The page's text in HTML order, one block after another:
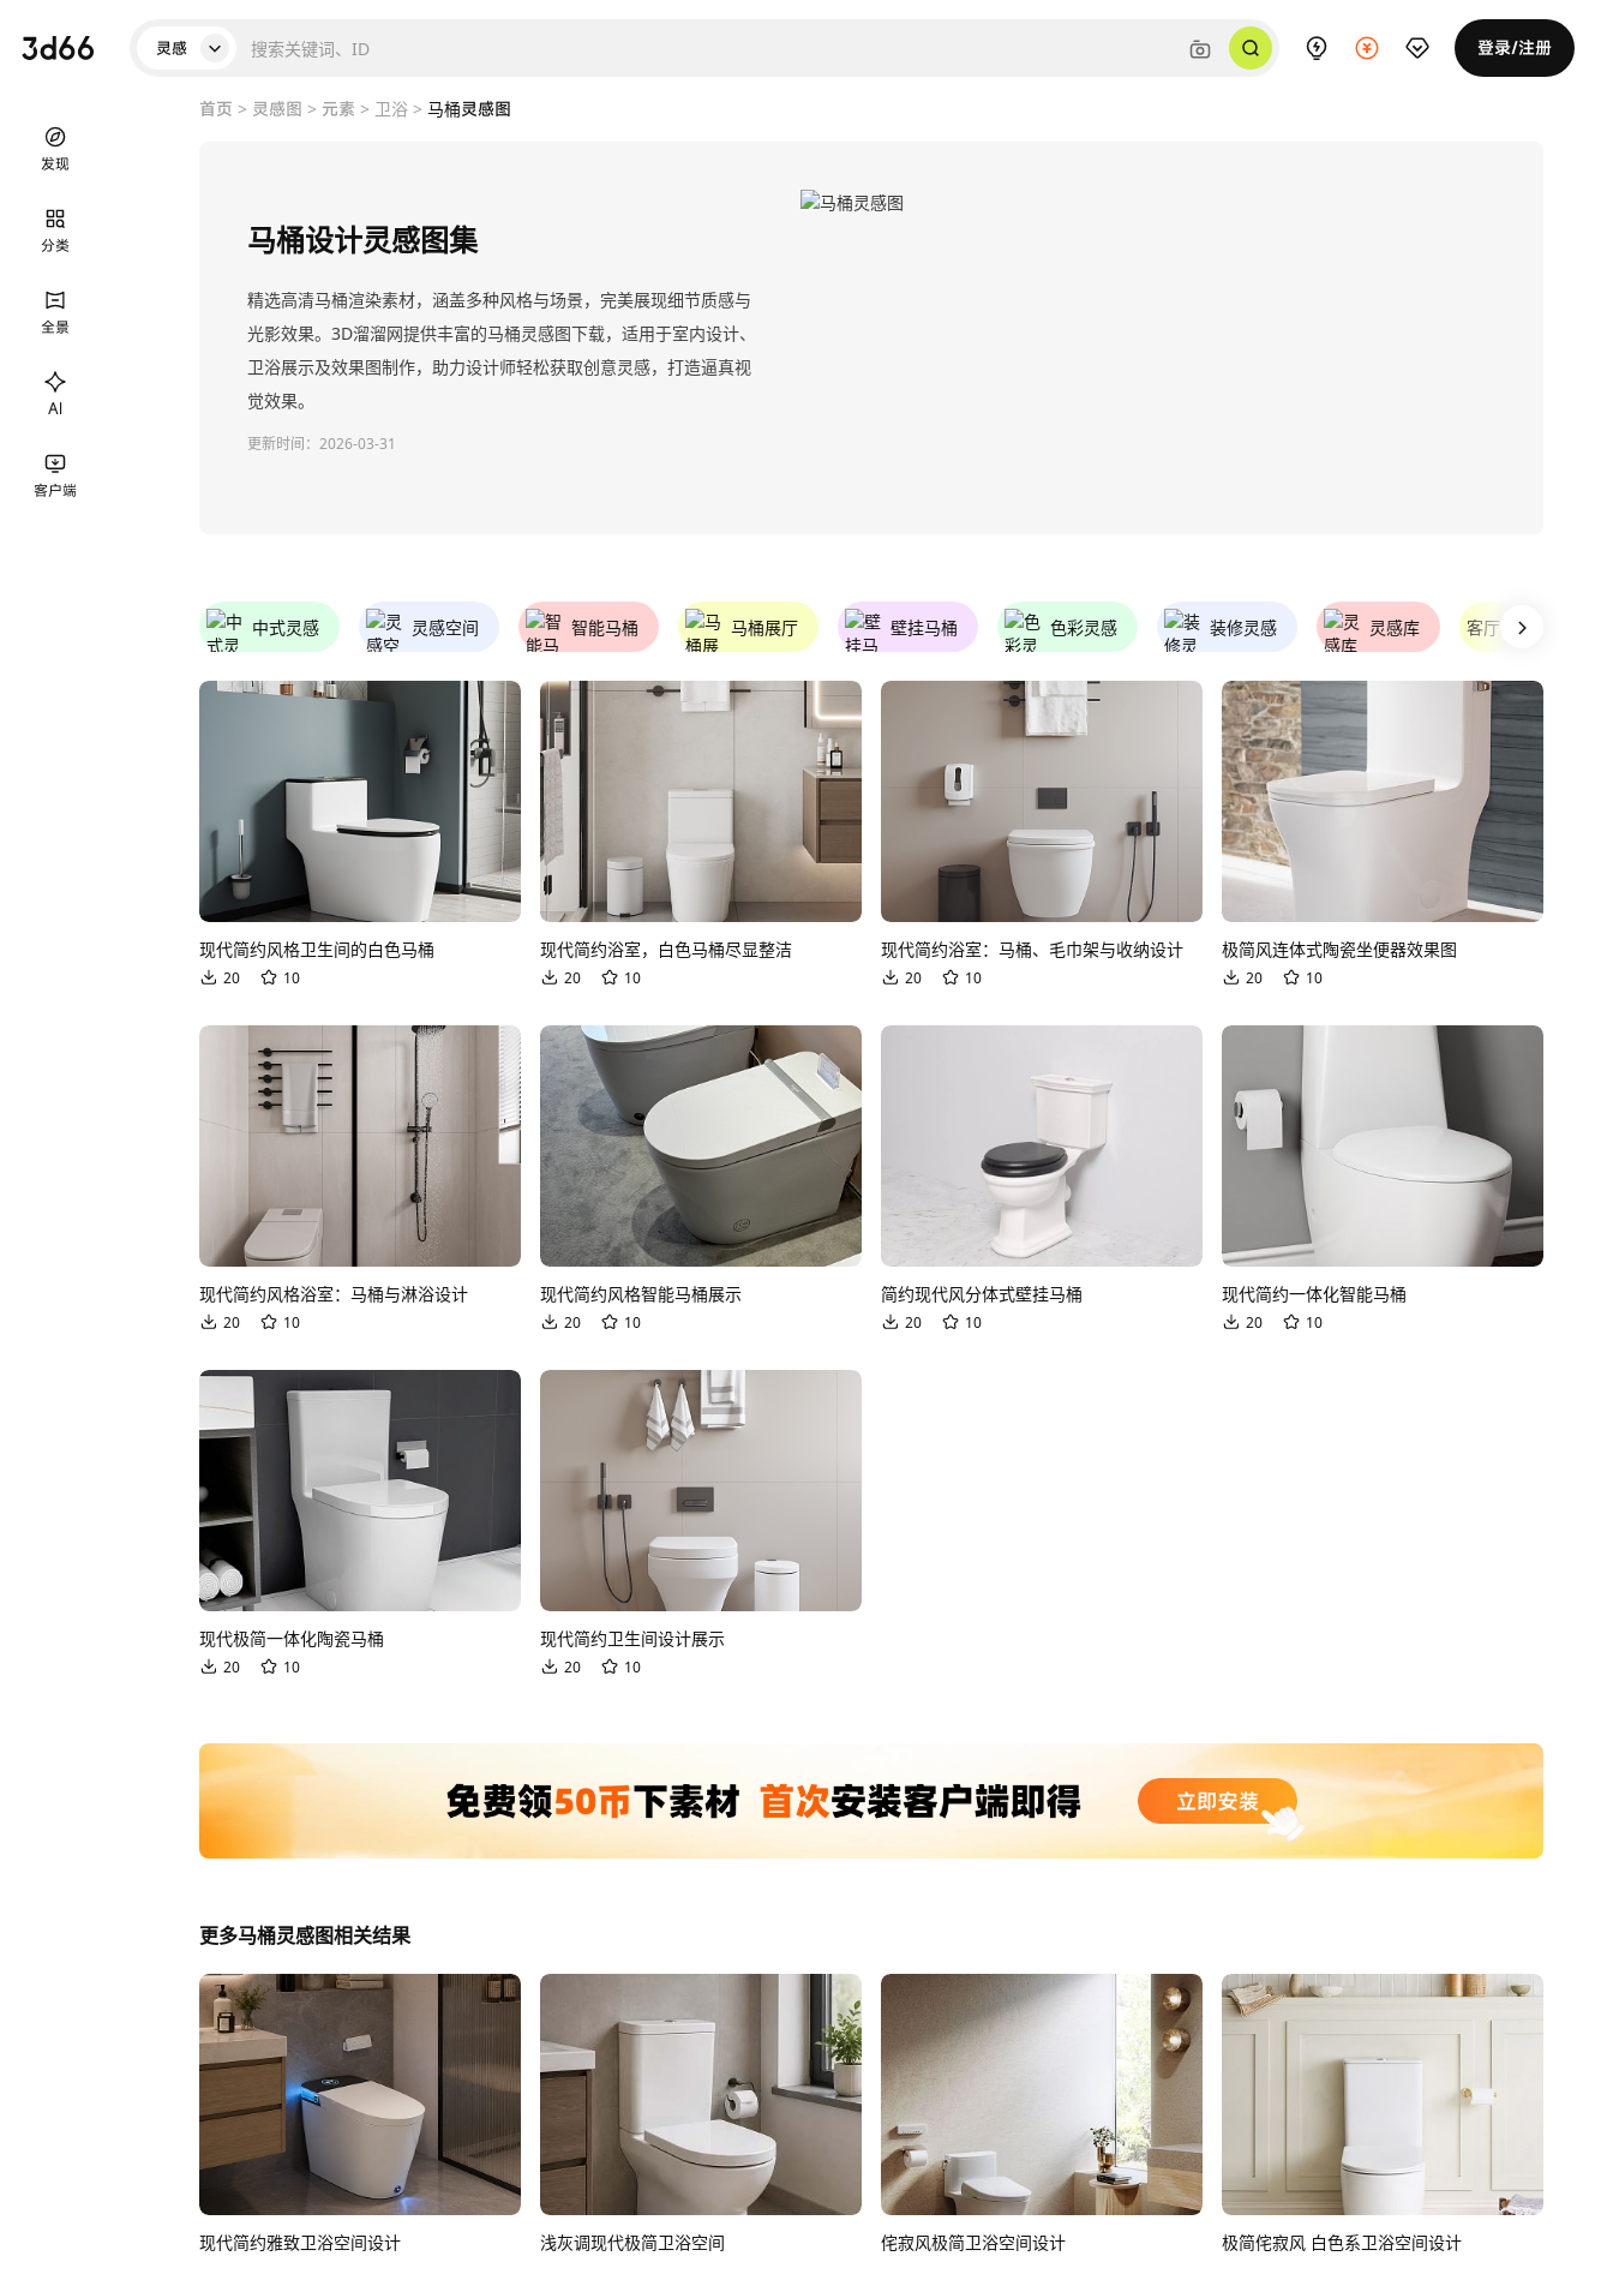
灵感 登录/注册
发现
分类
全景
AI
客户端
首页 > 灵感图 > 元素 > 卫浴 > 马桶灵感图
马桶设计灵感图集
精选高清马桶渲染素材，涵盖多种风格与场景，完美展现细节质感与
光影效果。3D溜溜网提供丰富的马桶灵感图下载，适用于室内设计、
卫浴展示及效果图制作，助力设计师轻松获取创意灵感，打造逼真视
觉效果。
更新时间： 2026-03-31
中式灵感 灵感空间 智能马桶 马桶展厅 壁挂马桶 色彩灵感 装修灵感 灵感库 客厅
现代简约风格卫生间的白色马桶
20 10
现代简约浴室，白色马桶尽显整洁
20 10
现代简约浴室：马桶、毛巾架与收纳设计
20 10
极简风连体式陶瓷坐便器效果图
20 10
现代简约风格浴室：马桶与淋浴设计
20 10
现代简约风格智能马桶展示
20 10
简约现代风分体式壁挂马桶
20 10
现代简约一体化智能马桶
20 10
现代极简一体化陶瓷马桶
20 10
现代简约卫生间设计展示
20 10
更多马桶灵感图相关结果
现代简约雅致卫浴空间设计 浅灰调现代极简卫浴空间 侘寂风极简卫浴空间设计 极简侘寂风 白色系卫浴空间设计